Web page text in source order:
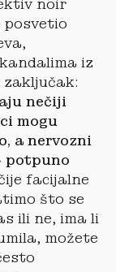
noir
posvetio
iz
zaključak:
nečiji
mogu
a nervozni
potpuno
facijalne
što se
ili ne, ima li
možete